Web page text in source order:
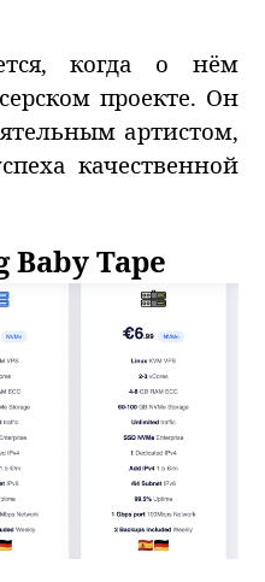
когда о нём
проекте. Он
артистом,
качественной
Baby Tape